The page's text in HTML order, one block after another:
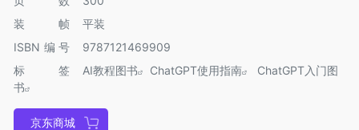
装帧
平装
ISBN编号
9787121469909
标签
AI教程图书 ChatGPT使用指南
ChatGPT入门图
书
京东商城